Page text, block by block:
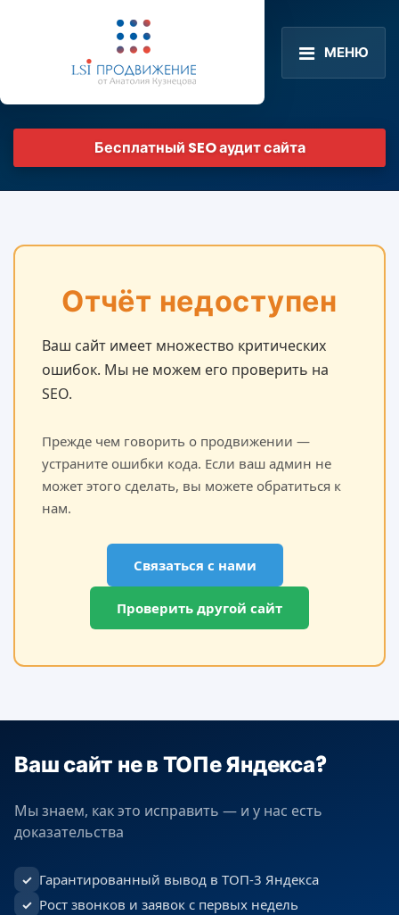
МЕНЮ
Бесплатный SEO аудит сайта
Отчёт недоступен
Ваш сайт имеет множество критических
ошибок. Мы не можем его проверить на
SEO.
Прежде чем говорить о продвижении —
устраните ошибки кода. Если ваш админ не
может этого сделать, вы можете обратиться к
нам.
Связаться с нами
Проверить другой сайт
Ваш сайт не в ТОПе Яндекса?
Мы знаем, как это исправить — и у нас есть
доказательства
✓ Гарантированный вывод в ТОП-3 Яндекса
✓ Рост звонков и заявок с первых недель